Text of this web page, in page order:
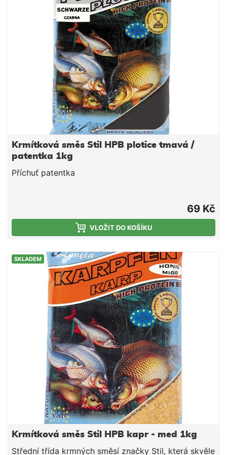
dosahovat skvělých výsledků.
Krmítková směs Stil HPB plotice tmavá /
patentka 1kg
Příchuť patentka
69 Kč
VLOŽIT DO KOŠÍKU
SKLADEM
Krmítková směs Stil HPB kapr - med 1kg
Střední třída krmných směsí značky Stil, která skvěle